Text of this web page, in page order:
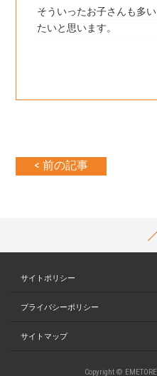
そういったお子さんも多
たいと思います。
< 前の記事
サイトポリシー
プライバシーポリシー
サイトマップ
Copyright ©